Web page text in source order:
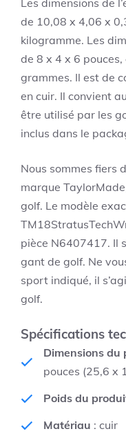
Les dimensions de
de 10,08 x 4,06 x
kilogramme. Les
de 8 x 4 x 6
grammes. Il est de
en cuir. Il convient
être utilisé par les
inclus dans le
Nous sommes fiers
marque
golf. Le modèle
pièce N6407417. Il
gant de golf. Ne
sport indiqué, il
golf.
Spécifications
Dimensions du
pouces (25,6 x
Poids du
Matériau : cuir